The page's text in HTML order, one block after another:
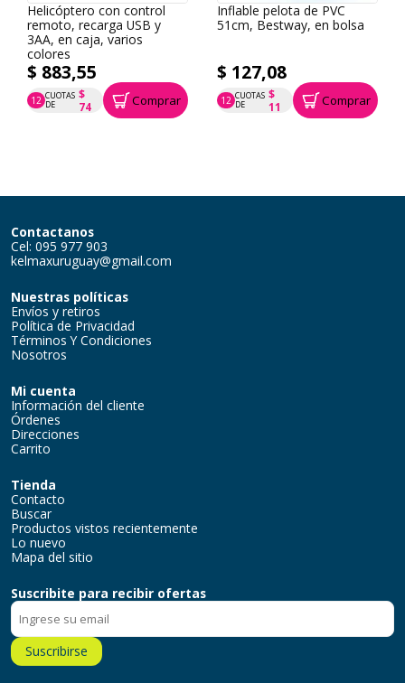
Helicóptero con control
remoto, recarga USB y
3AA, en caja, varios
colores
$ 883,55
12 CUOTAS
DE
$
74
P.T.F. $ 884 Comprar
Inflable pelota de PVC
51cm, Bestway, en bolsa
$ 127,08
12 CUOTAS
DE
$
11
P.T.F. $ 127 Comprar
Contactanos
Cel: 095 977 903
kelmaxuruguay@gmail.com
Nuestras políticas
Envíos y retiros
Política de Privacidad
Términos Y Condiciones
Nosotros
Mi cuenta
Información del cliente
Órdenes
Direcciones
Carrito
Tienda
Contacto
Buscar
Productos vistos recientemente
Lo nuevo
Mapa del sitio
Suscribite para recibir ofertas
Suscribirse